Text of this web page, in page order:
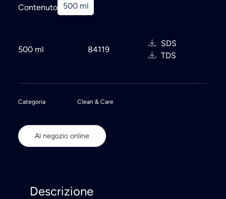
Contenuto 500 ml
500 ml 84119
SDS
TDS
Categoria Clean & Care
Al negozio online
Descrizione